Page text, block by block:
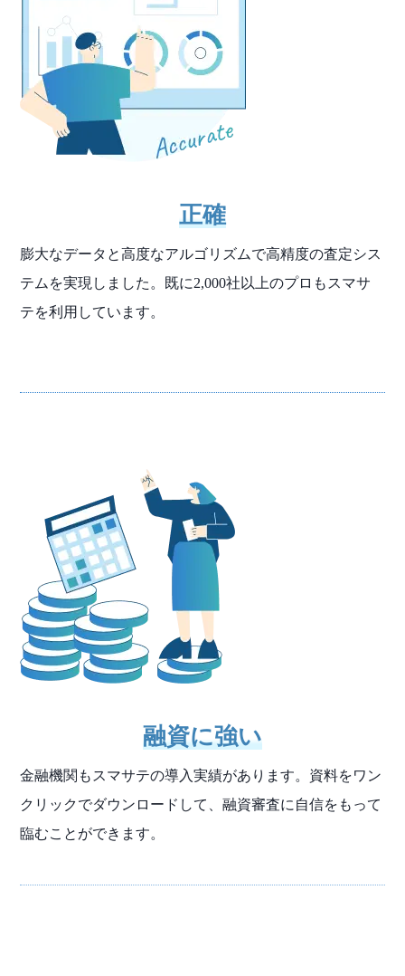
正確
膨大なデータと高度なアルゴリズムで高精度の査定シス
テムを実現しました。既に2,000社以上のプロもスマサ
テを利用しています。
融資に強い
金融機関もスマサテの導入実績があります。資料をワン
クリックでダウンロードして、融資審査に自信をもって
臨むことができます。